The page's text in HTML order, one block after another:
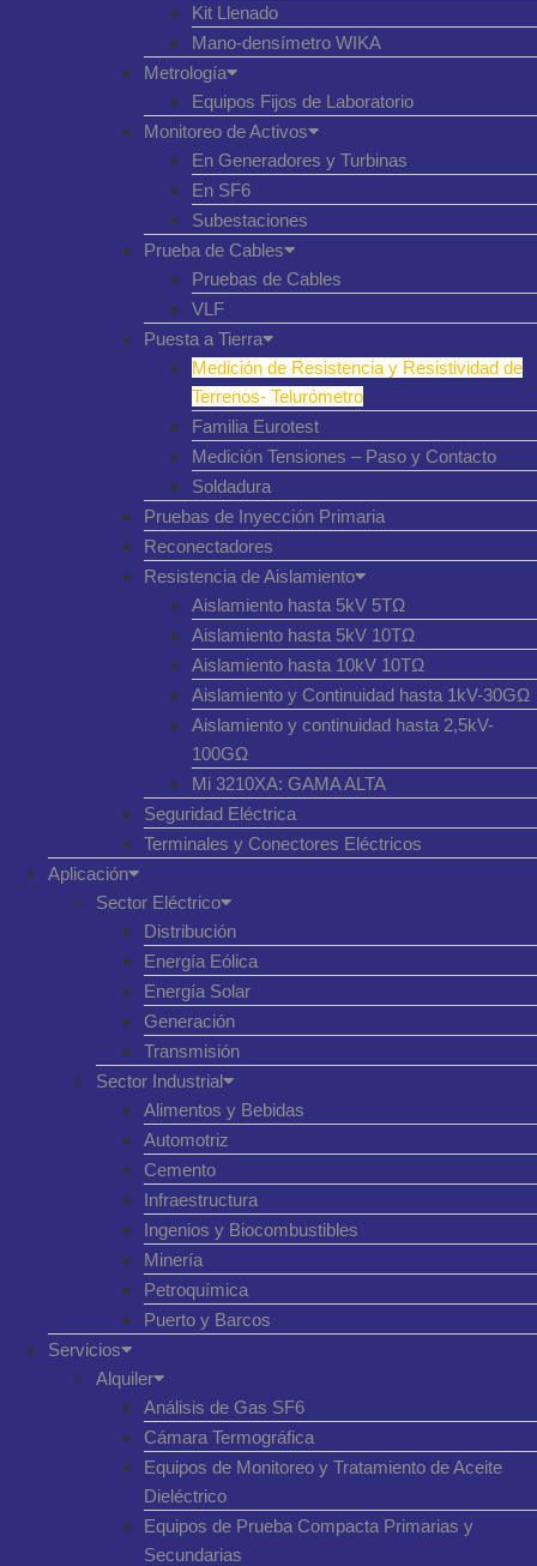
Kit Llenado
Mano-densímetro WIKA
Metrología
Equipos Fijos de Laboratorio
Monitoreo de Activos
En Generadores y Turbinas
En SF6
Subestaciones
Prueba de Cables
Pruebas de Cables
VLF
Puesta a Tierra
Medición de Resistencia y Resistividad de
Terrenos- Telurómetro
Familia Eurotest
Medición Tensiones – Paso y Contacto
Soldadura
Pruebas de Inyección Primaria
Reconectadores
Resistencia de Aislamiento
Aislamiento hasta 5kV 5TΩ
Aislamiento hasta 5kV 10TΩ
Aislamiento hasta 10kV 10TΩ
Aislamiento y Continuidad hasta 1kV-30GΩ
Aislamiento y continuidad hasta 2,5kV-
100GΩ
Mi 3210XA: GAMA ALTA
Seguridad Eléctrica
Terminales y Conectores Eléctricos
Aplicación
Sector Eléctrico
Distribución
Energía Eólica
Energía Solar
Generación
Transmisión
Sector Industrial
Alimentos y Bebidas
Automotriz
Cemento
Infraestructura
Ingenios y Biocombustibles
Minería
Petroquímica
Puerto y Barcos
Servicios
Alquiler
Análisis de Gas SF6
Cámara Termográfica
Equipos de Monitoreo y Tratamiento de Aceite
Dieléctrico
Equipos de Prueba Compacta Primarias y
Secundarias